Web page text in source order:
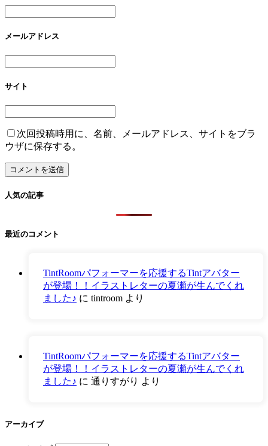
メールアドレス
サイト
次回投稿時用に、名前、メールアドレス、サイトをブラ
ウザに保存する。
人気の記事
最近のコメント
TintRoomパフォーマーを応援するTintアバター
が登場！！イラストレターの夏瀬が生んでくれ
ました♪ に tintroom より
TintRoomパフォーマーを応援するTintアバター
が登場！！イラストレターの夏瀬が生んでくれ
ました♪ に 通りすがり より
アーカイブ